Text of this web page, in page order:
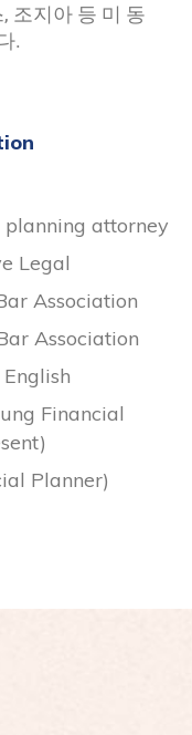
조지아 등 미 동
.
attorney
Legal
Association
Association
Financial
Planner)